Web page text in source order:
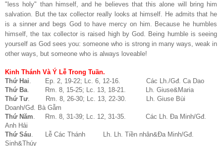
"less holy" than himself, and he believes that this alone will bring him
salvation. But the tax collector really looks at himself. He admits that he
is a sinner and begs God to have mercy on him. Because he humbles
himself, the tax collector is raised high by God. Being humble is seeing
yourself as God sees you: someone who is strong in many ways, weak in
other ways, but someone who is always loveable!
Kinh Thánh Và Ý Lễ Trong Tuần.
Thứ Hai. Ep. 2, 19-22; Lc. 6, 12-16. Các Lh./Gđ. Ca Dao
Thứ Ba. Rm. 8, 15-25; Lc. 13, 18-21. Lh. Giuse&Maria
Thứ Tư. Rm. 8, 26-30; Lc. 13, 22-30. Lh. Giuse Bùi
Doanh/Gđ. Bà Gẫm
Thứ Năm. Rm. 8, 31-39; Lc. 12, 31-35. Các Lh. Đa Minh/Gđ.
Anh Hải
Thứ Sáu. Lễ Các Thánh Lh. Lh. Tiền nhân&Đa Minh/Gđ.
Sinh&Thúy